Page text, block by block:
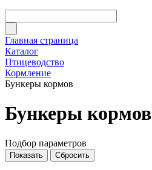
Главная страница
Каталог
Птицеводство
Кормление
Бункеры кормов
Бункеры кормов
Подбор параметров